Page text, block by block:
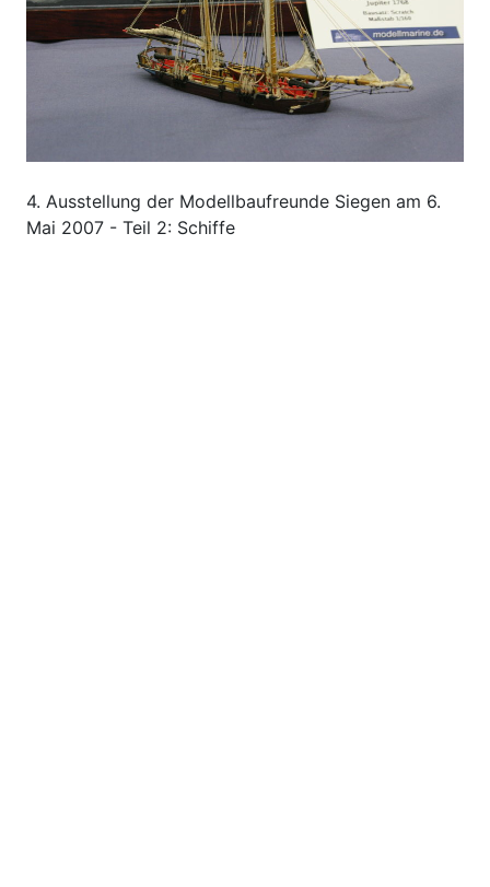
4. Ausstellung der Modellbaufreunde Siegen am 6.
Mai 2007 - Teil 2: Schiffe